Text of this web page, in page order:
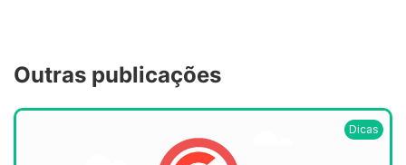
Outras publicações
Dicas